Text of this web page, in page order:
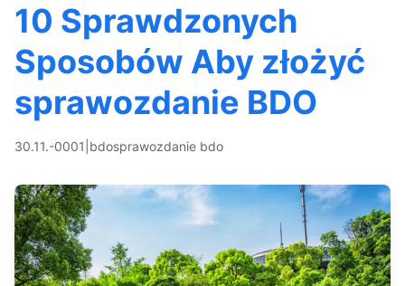
10 Sprawdzonych
Sposobów Aby złożyć
sprawozdanie BDO
30.11.-0001 bdosprawozdanie bdo